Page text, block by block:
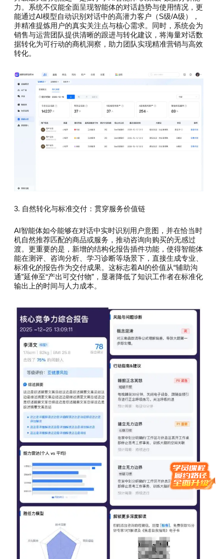
力。系统不仅能全面呈现智能体的对话趋势与使用情况，更
能通过AI模型自动识别对话中的高潜力客户（S级/A级），
并精准提炼用户的真实关注点与核心需求。同时，系统会为
销售与运营团队提供清晰的跟进与转化建议，将海量对话数
据转化为可行动的商机洞察，助力团队实现精准营销与高效
转化。
3. 自然转化与标准交付：贯穿服务价值链
AI智能体如今能够在对话中实时识别用户意图，并在恰当时
机自然推荐匹配的商品或服务，推动咨询向购买的无感过
渡。更重要的是，新增的结构化报告插件功能，使得智能体
能在测评、咨询分析、学习诊断等场景下，直接生成专业、
标准化的报告作为交付成果。这标志着AI的价值从“辅助沟
通”延伸至“产出可交付物”，显著降低了知识工作者在标准化
输出上的时间与人力成本。